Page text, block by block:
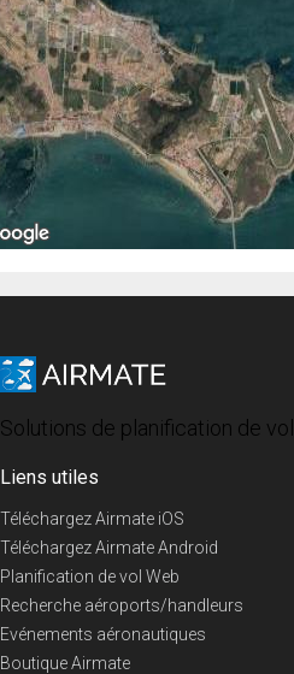
Solutions de planification de vol
Liens utiles
Téléchargez Airmate iOS
Téléchargez Airmate Android
Planification de vol Web
Recherche aéroports/handleurs
Evénements aéronautiques
Boutique Airmate